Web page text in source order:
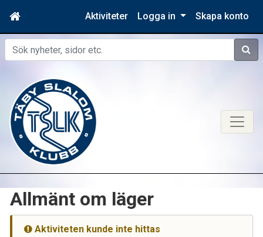
Aktiviteter Logga in Skapa konto
Sök
Allmänt om läger
Aktiviteten kunde inte hittas